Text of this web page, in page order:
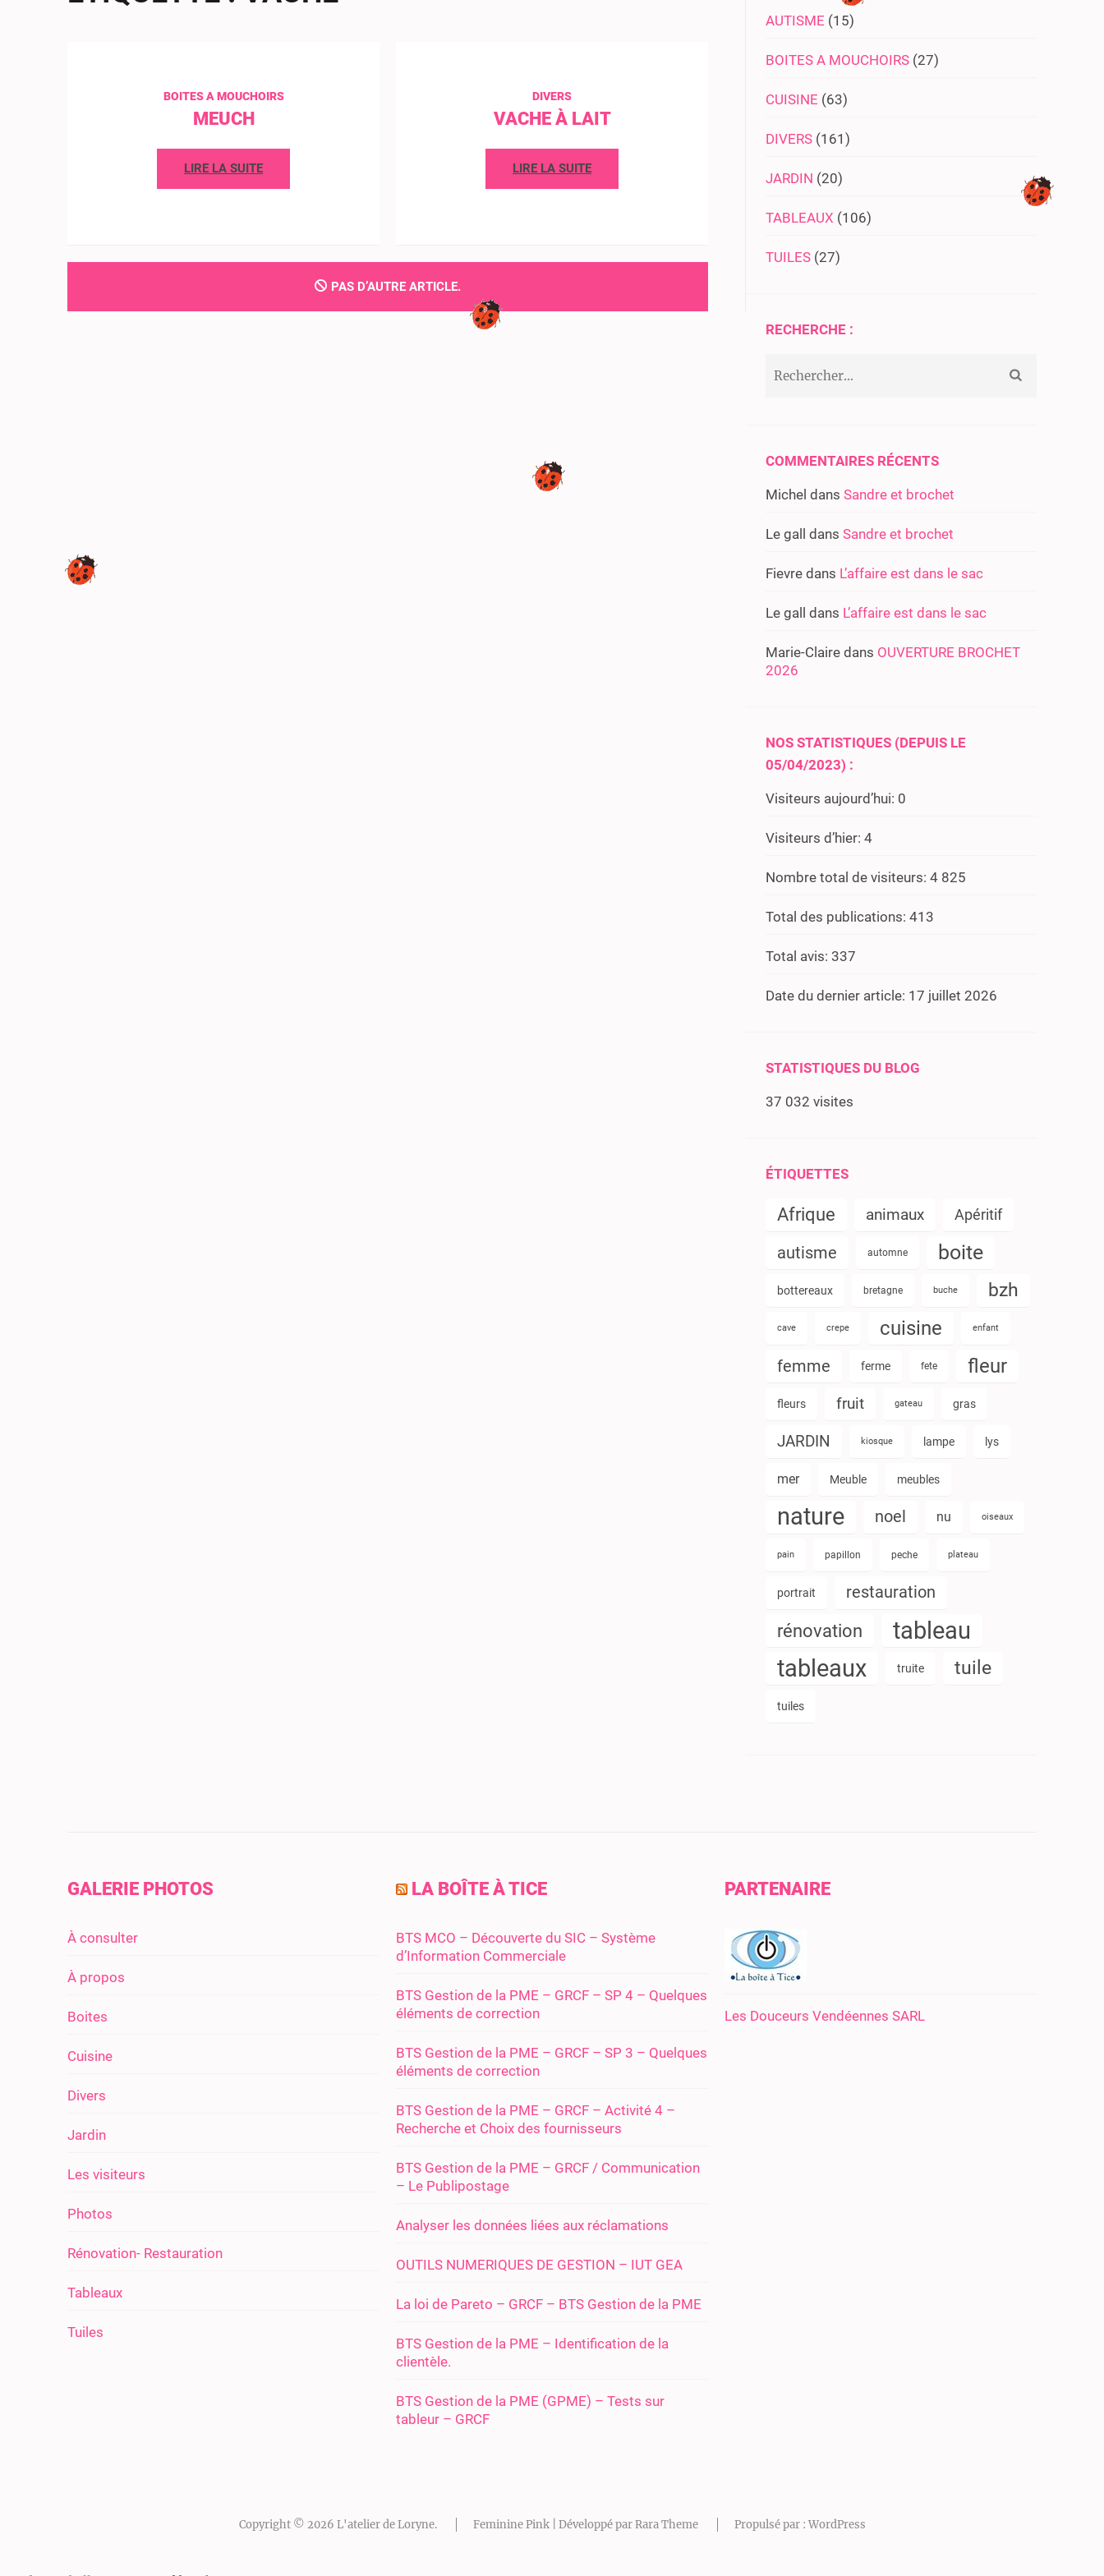
BOITES A MOUCHOIRS
MEUCH
LIRE LA SUITE
DIVERS
VACHE À LAIT
LIRE LA SUITE
PAS D’AUTRE ARTICLE.
AUTISME (15)
BOITES A MOUCHOIRS (27)
CUISINE (63)
DIVERS (161)
JARDIN (20)
TABLEAUX (106)
TUILES (27)
RECHERCHE :
COMMENTAIRES RÉCENTS
Michel dans Sandre et brochet
Le gall dans Sandre et brochet
Fievre dans L’affaire est dans le sac
Le gall dans L’affaire est dans le sac
Marie-Claire dans OUVERTURE BROCHET
2026
NOS STATISTIQUES (DEPUIS LE
05/04/2023) :
Visiteurs aujourd’hui: 0
Visiteurs d’hier: 4
Nombre total de visiteurs: 4 825
Total des publications: 413
Total avis: 337
Date du dernier article: 17 juillet 2026
STATISTIQUES DU BLOG
37 032 visites
ÉTIQUETTES
Afrique animaux Apéritif
autisme automne boite
bottereaux bretagne buche bzh
cave crepe cuisine enfant
femme ferme fete fleur
fleurs fruit gateau gras
JARDIN kiosque lampe lys
mer Meuble meubles
nature noel nu oiseaux
pain papillon peche plateau
portrait restauration
rénovation
tableau
tableaux
truite tuile
tuiles
GALERIE PHOTOS
À consulter
À propos
Boites
Cuisine
Divers
Jardin
Les visiteurs
Photos
Rénovation- Restauration
Tableaux
Tuiles
LA BOÎTE À TICE
BTS MCO – Découverte du SIC – Système
d’Information Commerciale
BTS Gestion de la PME – GRCF – SP 4 – Quelques
éléments de correction
BTS Gestion de la PME – GRCF – SP 3 – Quelques
éléments de correction
BTS Gestion de la PME – GRCF – Activité 4 –
Recherche et Choix des fournisseurs
BTS Gestion de la PME – GRCF / Communication
– Le Publipostage
Analyser les données liées aux réclamations
OUTILS NUMERIQUES DE GESTION – IUT GEA
La loi de Pareto – GRCF – BTS Gestion de la PME
BTS Gestion de la PME – Identification de la
clientèle.
BTS Gestion de la PME (GPME) – Tests sur
tableur – GRCF
PARTENAIRE
Les Douceurs Vendéennes SARL
Copyright © 2026 L'atelier de Loryne. Feminine Pink | Développé parRara Theme Propulsé par : WordPress